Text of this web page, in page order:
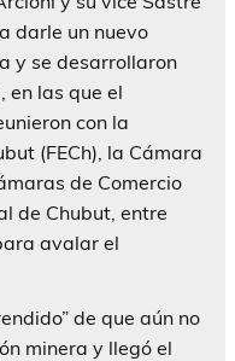
darle un nuevo
y se desarrollaron
en las que el
con la
(FECh), la Cámara
de Comercio
de Chubut, entre
avalar el
de que aún no
minera y llegó el